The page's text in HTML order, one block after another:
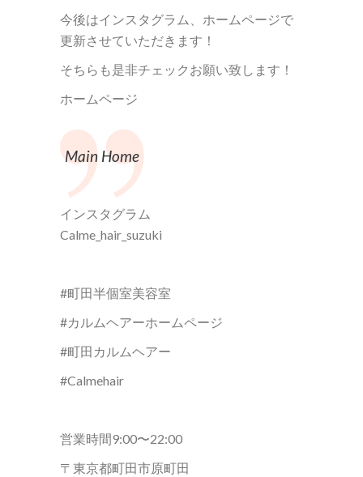
今後はインスタグラム、ホームページで
更新させていただきます！
そちらも是非チェックお願い致します！
ホームページ
Main Home
インスタグラム
Calme_hair_suzuki
#町田半個室美容室
#カルムヘアーホームページ
#町田カルムヘアー
#Calmehair
営業時間9:00〜22:00
〒東京都町田市原町田